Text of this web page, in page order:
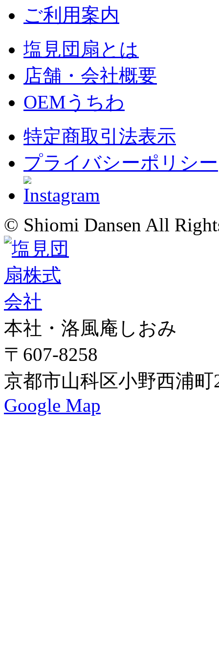
ご利用案内
塩見団扇とは
店舗・会社概要
OEMうちわ
特定商取引法表示
プライバシーポリシー
© Shiomi Dansen All
本社・洛風庵しおみ
〒607-8258
京都市山科区小野西浦町
Google Map